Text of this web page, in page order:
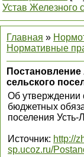
Устав Железного
Главная »
Нормативные
сельского
Об утверждении
бюджетных
поселения Усть-
Источник: http://
sp.ucoz.ru/